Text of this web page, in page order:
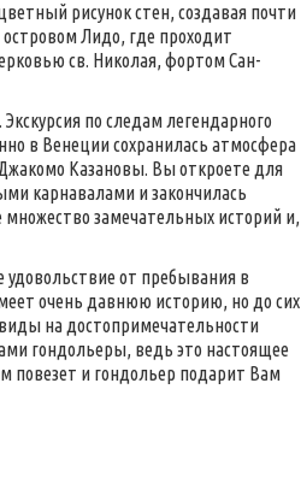
рисунок стен, создавая почти
Лидо, где проходит
св. Николая, фортом Сан-
Экскурсия по следам легендарного
в Венеции сохранилась атмосфера
Казановы. Вы откроете для
карнавалами и закончилась
замечательных историй и,
от пребывания в
очень давнюю историю, но до сих
на достопримечательности
гондольеры, ведь это настоящее
повезет и гондольер подарит Вам